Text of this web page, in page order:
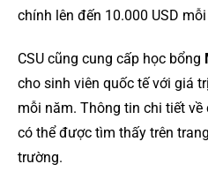
chính lên đến 10.000 USD
CSU cũng cung cấp học bổng
cho sinh viên quốc tế với giá
mỗi năm. Thông tin chi tiết
có thể được tìm thấy trên
trường.